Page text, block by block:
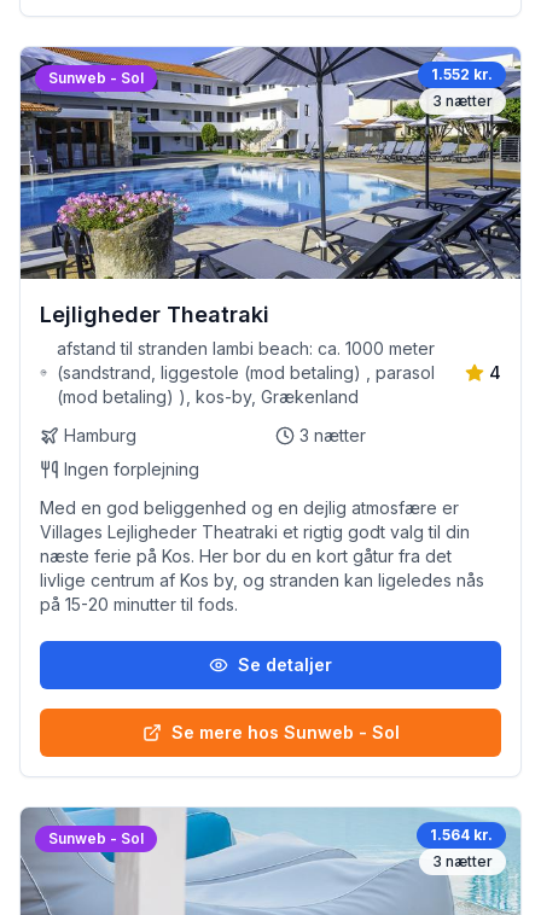
Sunweb - Sol
1.552 kr.
3 nætter
Lejligheder Theatraki
afstand til stranden lambi beach: ca. 1000 meter
(sandstrand, liggestole (mod betaling) , parasol
(mod betaling) ), kos-by, Grækenland
4
Hamburg 3 nætter
Ingen forplejning
Med en god beliggenhed og en dejlig atmosfære er
Villages Lejligheder Theatraki et rigtig godt valg til din
næste ferie på Kos. Her bor du en kort gåtur fra det
livlige centrum af Kos by, og stranden kan ligeledes nås
på 15-20 minutter til fods.
Se detaljer
Se mere hos Sunweb - Sol
Sunweb - Sol
1.564 kr.
3 nætter